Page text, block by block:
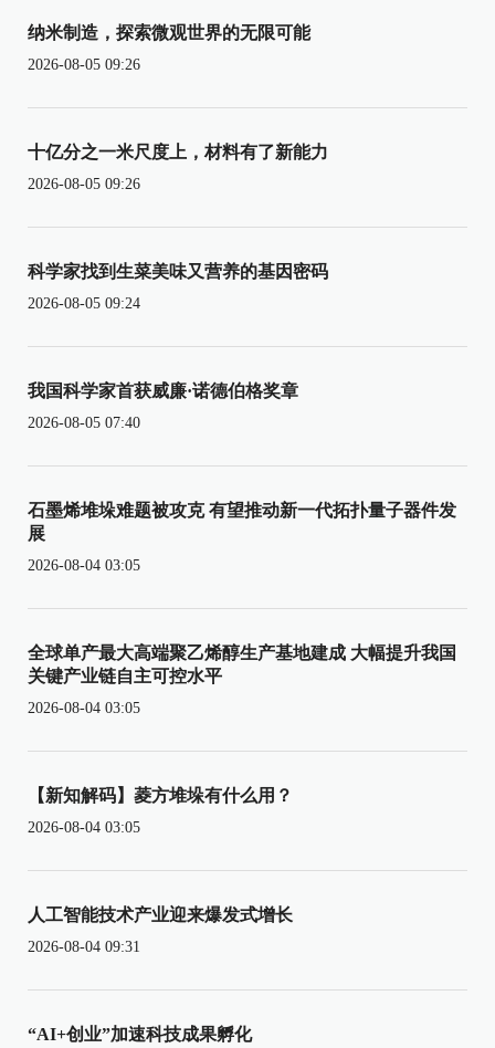
纳米制造，探索微观世界的无限可能
2026-08-05 09:26
十亿分之一米尺度上，材料有了新能力
2026-08-05 09:26
科学家找到生菜美味又营养的基因密码
2026-08-05 09:24
我国科学家首获威廉·诺德伯格奖章
2026-08-05 07:40
石墨烯堆垛难题被攻克 有望推动新一代拓扑量子器件发
展
2026-08-04 03:05
全球单产最大高端聚乙烯醇生产基地建成 大幅提升我国
关键产业链自主可控水平
2026-08-04 03:05
【新知解码】菱方堆垛有什么用？
2026-08-04 03:05
人工智能技术产业迎来爆发式增长
2026-08-04 09:31
“AI+创业”加速科技成果孵化